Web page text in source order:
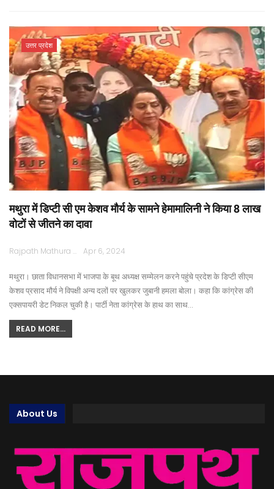
उत्तर प्रदेश
मथुरा में डिप्टी सी एम केशव मौर्य के सामने हेमामालिनी ने किया 8 लाख
वोटों से जीतने का दावा
Rajpath Mathura Apr 6, 2024
मथुरा। छाता विधानसभा में भाजपा के बूथ अध्यक्ष सम्मेलन करने पहुंचे प्रदेश के डिप्टी सीएम
केशव प्रसाद मौर्य ने विपक्षी अन्य दलों पर खुलकर जुबानी हमला बोला। कहा कि कांग्रेस की
एक्सपायरी डेट निकल चुकी है। पार्टी नेता कांग्रेस के हाथ का साथ…
READ MORE...
About Us